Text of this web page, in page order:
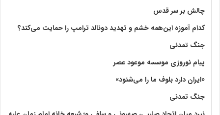
چالش بر سر قدس
کدام آموزه این‌همه خشم و تهدید دونالد ترامپ را حمایت می‌کند؟
جنگ تمدنی
پیام نوروزی موسسه موعود عصر
«ایران دارد بلوف ما را می‌شنود»
جنگ تمدنی